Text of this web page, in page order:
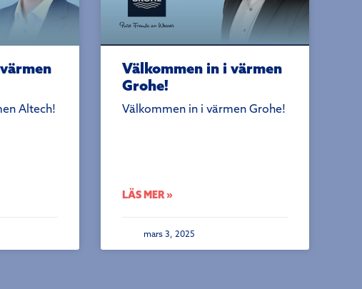
Altech!
Välkommen in i värmen
Grohe!
Välkommen in i värmen Grohe!
LÄS MER »
mars 3, 2025